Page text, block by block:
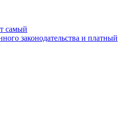
самый
законодательства и платный